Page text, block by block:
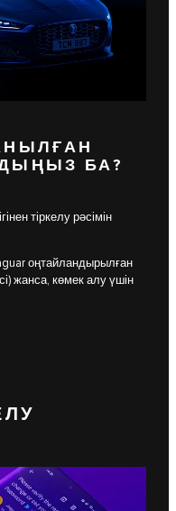
БА?
тіркелу рәсімін
оңтайландырылған
жанса, көмек алу үшін